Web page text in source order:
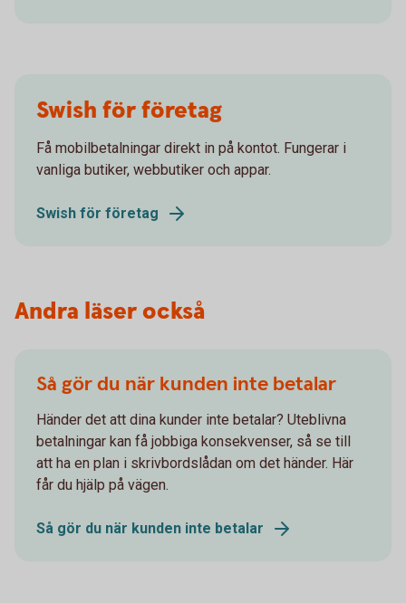
Swish för företag
Få mobilbetalningar direkt in på kontot. Fungerar i
vanliga butiker, webbutiker och appar.
Swish för företag
Andra läser också
Så gör du när kunden inte betalar
Händer det att dina kunder inte betalar? Uteblivna
betalningar kan få jobbiga konsekvenser, så se till
att ha en plan i skrivbordslådan om det händer. Här
får du hjälp på vägen.
Så gör du när kunden inte betalar